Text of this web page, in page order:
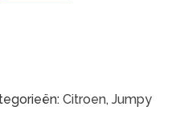
Citroen, Jumpy